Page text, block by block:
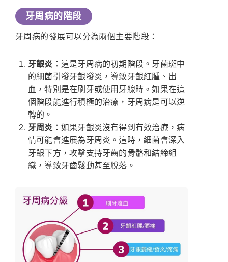
牙周病的階段
牙周病的發展可以分為兩個主要階段：
牙齦炎 ：這是牙周病的初期階段。牙菌斑中
的細菌引發牙齦發炎，導致牙齦紅腫、出
血，特別是在刷牙或使用牙線時。如果在這
個階段能進行積極的治療，牙周病是可以逆
轉的。
牙周炎 ：如果牙齦炎沒有得到有效治療，病
情可能會進展為牙周炎。這時，細菌會深入
牙齦下方，攻擊支持牙齒的骨骼和結締組
織，導致牙齒鬆動甚至脫落。